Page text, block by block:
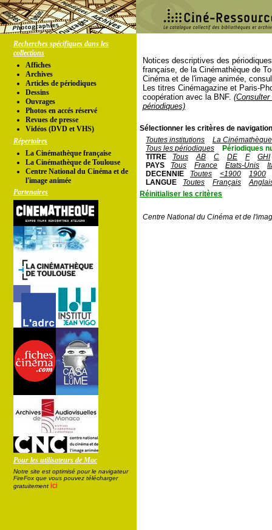
Recherches spécifiques dans les
collections
Affiches
Archives
Articles de périodiques
Dessins
Ouvrages
Photos en accés réservé
Revues de presse
Vidéos (DVD et VHS)
Répertoires
La Cinémathèque française
La Cinémathèque de Toulouse
Centre National du Cinéma et de
l'image animée
Partenaires
Pour les utilisateurs de Mac
Notre site est optimisé pour le navigateur
FireFox que vous pouvez télécharger
gratuitement ici
Notices descriptives des
française, de la Cinémathèque de
Cinéma et de l'image animée,
Les titres Cinémagazine et Paris-
coopération avec la BNF.
périodiques)
Sélectionner les critères de
Toutes institutions
La
Tous les périodiques
Périodiques
TITRE
Tous AB C DE F
GHI
PAYS
Tous France Etats-Unis
DECENNIE
Toutes <1900
1900
LANGUE
Toutes Français
Réinitialiser les critères
Centre National du Cinéma et de